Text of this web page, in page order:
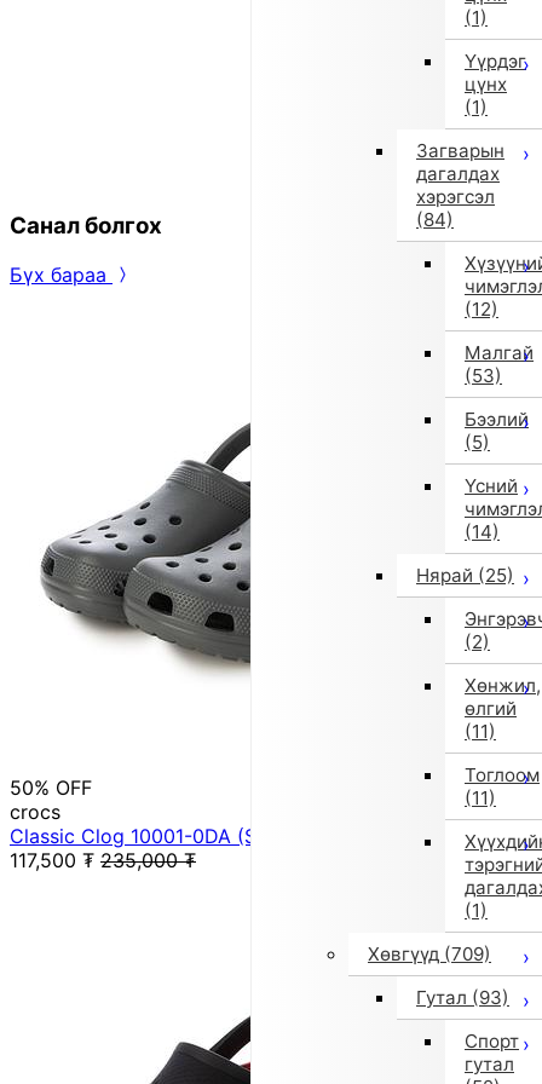
(1)
Үүрдэг
цүнх
(1)
Загварын
дагалдах
хэрэгсэл
(84)
(12)
Малгай
(53)
Бээлий
(5)
Үсний
(14)
Нярай (25)
(2)
Хөнжил,
өлгий
(11)
Тоглоом
(11)
(1)
Хөвгүүд (709)
Гутал (93)
Спорт
гутал
Санал болгох
Бүх бараа
50% OFF
crocs
Classic Clog 10001-0DA (SltGry)
117,500 ₮ 235,000 ₮